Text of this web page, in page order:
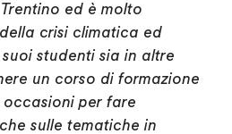
ed è molto
crisi climatica ed
studenti sia in altre
un corso di formazione
per fare
sulle tematiche in